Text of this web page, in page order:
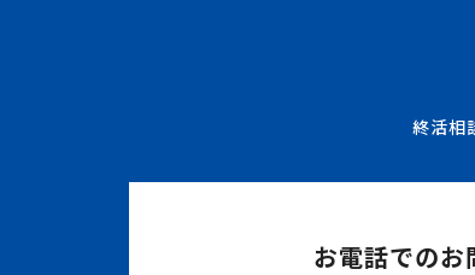
終活相
お電話でのお